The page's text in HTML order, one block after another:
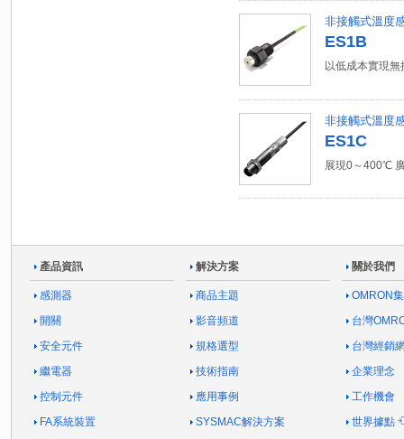
非接觸式溫度
ES1B
以低成本實現
非接觸式溫度
ES1C
展現0～400℃
產品資訊
感測器
開關
安全元件
繼電器
控制元件
FA系統裝置
解決方案
商品主題
影音頻道
規格選型
技術指南
應用事例
SYSMAC解決方案
關於我們
OMRON
台灣
台灣經銷
企業理念
工作機會
世界據點